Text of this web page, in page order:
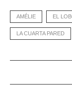
AMÉLIE EL
LA CUARTA PARED